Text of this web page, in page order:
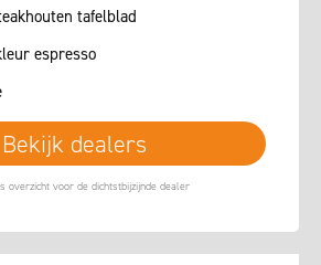
tafelblad
espresso
Bekijk dealers